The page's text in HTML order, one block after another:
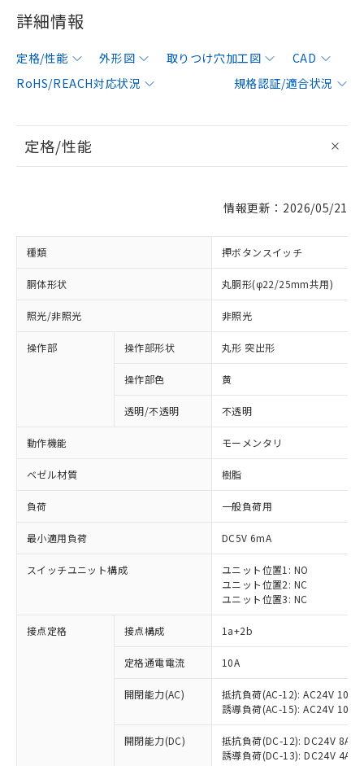
詳細情報
定格/性能 外形図 取りつけ穴加工図
CAD
RoHS/REACH対応状況
規格認証/適合状況
定格/性能
情報更新：2026/05/21
種類 押ボタンスイッチ
胴体形状 丸胴形(φ22/25mm共用)
照光/非照光 非照光
操作部 操作部形状 丸形 突出形
操作部色 黄
透明/不透明 不透明
動作機能 モーメンタリ
ベゼル材質 樹脂
負荷 一般負荷用
最小適用負荷 DC5V 6mA
スイッチユニット構成
ユニット位置1: NO
ユニット位置2: NC
ユニット位置3: NC
接点定格 接点構成 1a+2b
定格通電電流 10A
開閉能力(AC)
抵抗負荷(AC-12): AC24V 10A/
誘導負荷(AC-15): AC24V
開閉能力(DC)
抵抗負荷(DC-12): DC24V 8A/
誘導負荷(DC-13): DC24V 4A/
ご利用条件
対応済み：EU RoHS指令（10物質）の
非含有に対応した製品が提供可能な商品で
有に対応した製品に切り替える予定のある